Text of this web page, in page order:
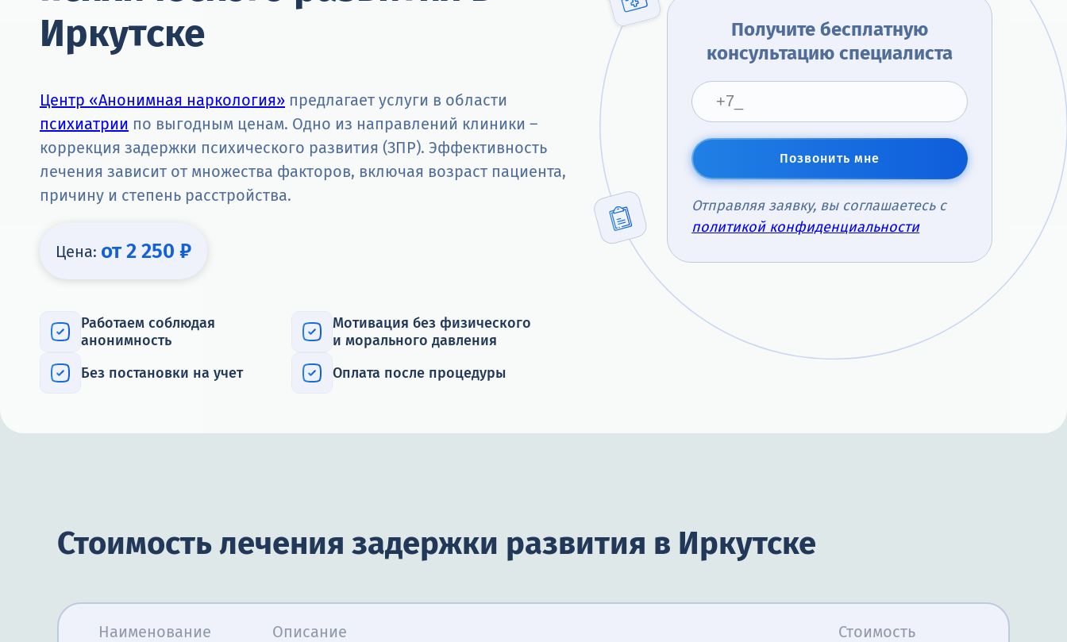
Иркутске
Центр «Анонимная наркология» предлагает услуги в области
психиатрии по выгодным ценам. Одно из направлений клиники –
коррекция задержки психического развития (ЗПР). Эффективность
лечения зависит от множества факторов, включая возраст пациента,
причину и степень расстройства.
Цена: от 2 250 ₽
Работаем соблюдая
анонимность
Мотивация без физического
и морального давления
Без постановки на учет
Оплата после процедуры
Получите бесплатную
консультацию специалиста
Позвонить мне
Отправляя заявку, вы соглашаетесь с
политикой конфиденциальности
Стоимость лечения задержки развития в Иркутске
Наименование Описание Стоимость